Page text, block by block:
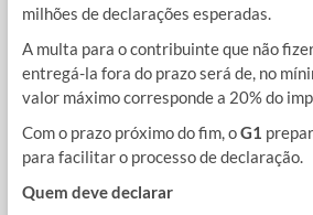
milhões de declarações esperadas.
A multa para o contribuinte que não
entregá-la fora do prazo será de, no
valor máximo corresponde a 20% do
Com o prazo próximo do fim, oG1
para facilitar o processo de declaração.
Quem deve declarar